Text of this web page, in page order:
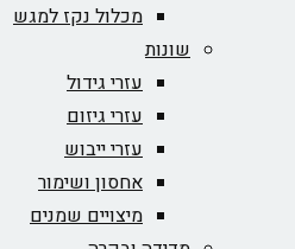
מכלול נקז למגש
שונות
עזרי גידול
עזרי גיזום
עזרי ייבוש
אחסון ושימור
מיצויים שמנים